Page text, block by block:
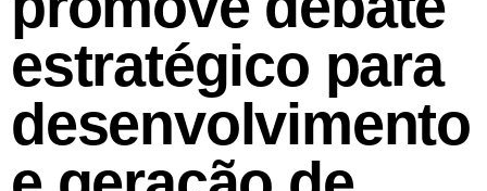
estratégico para
desenvolvimento